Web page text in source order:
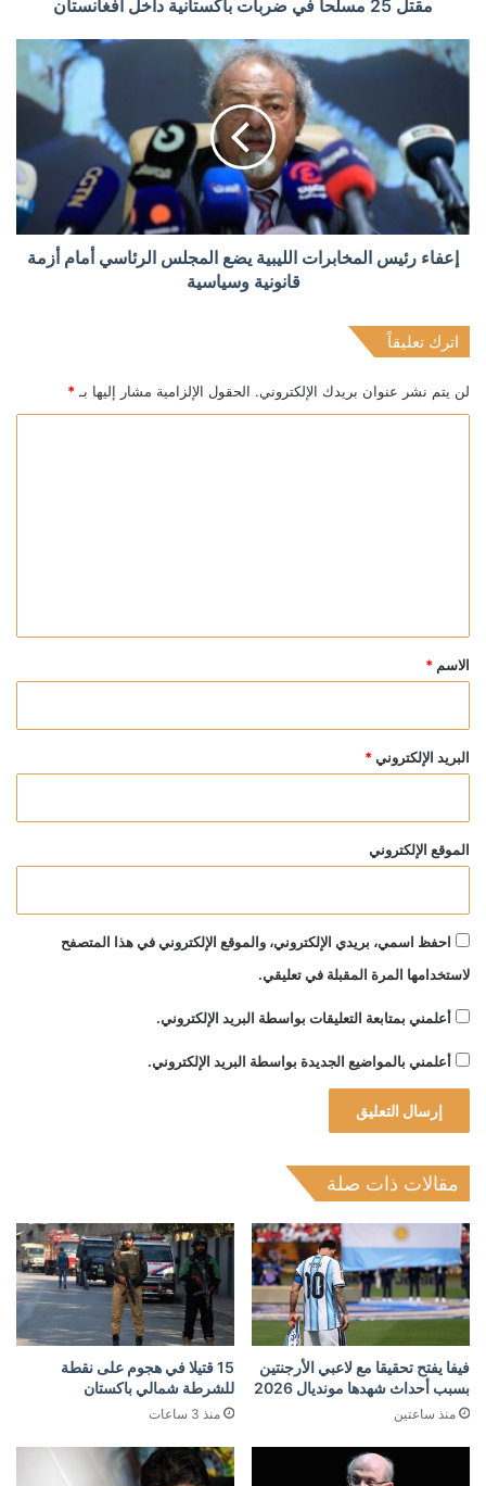
مقتل 25 مسلحا في ضربات باكستانية داخل أفغانستان
إعفاء رئيس المخابرات الليبية يضع المجلس الرئاسي أمام أزمة
قانونية وسياسية
اترك تعليقاً
لن يتم نشر عنوان بريدك الإلكتروني. الحقول الإلزامية مشار إليها بـ *
*
الاسم *
البريد الإلكتروني *
الموقع الإلكتروني
احفظ اسمي، بريدي الإلكتروني، والموقع الإلكتروني في هذا المتصفح
لاستخدامها المرة المقبلة في تعليقي.
أعلمني بمتابعة التعليقات بواسطة البريد الإلكتروني.
أعلمني بالمواضيع الجديدة بواسطة البريد الإلكتروني.
مقالات ذات صلة
فيفا يفتح تحقيقا مع لاعبي الأرجنتين
بسبب أحداث شهدها مونديال 2026
منذ ساعتين
15 قتيلا في هجوم على نقطة
للشرطة شمالي باكستان
منذ 3 ساعات